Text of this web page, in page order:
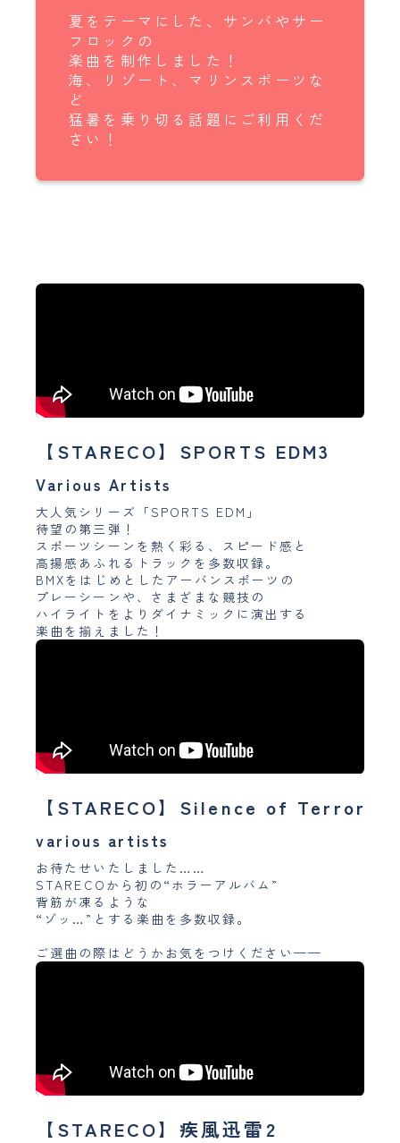
夏をテーマにした、サンバやサー
フロックの
楽曲を制作しました！
海、リゾート、マリンスポーツな
ど
猛暑を乗り切る話題にご利用くだ
さい！
【STARECO】SPORTS EDM3
Various Artists
大人気シリーズ「SPORTS EDM」
待望の第三弾！
スポーツシーンを熱く彩る、スピード感と
高揚感あふれるトラックを多数収録。
BMXをはじめとしたアーバンスポーツの
プレーシーンや、さまざまな競技の
ハイライトをよりダイナミックに演出する
楽曲を揃えました！
【STARECO】Silence of Terror
various artists
お待たせいたしました……
STARECOから初の“ホラーアルバム”
背筋が凍るような
“ゾッ…”とする楽曲を多数収録。
ご選曲の際はどうかお気をつけください——
【STARECO】疾風迅雷2